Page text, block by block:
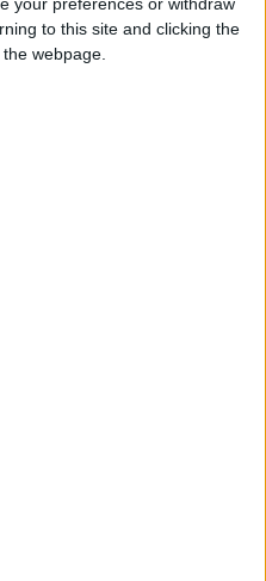
to this site and clicking the
webpage.
com espanyols, se sentien